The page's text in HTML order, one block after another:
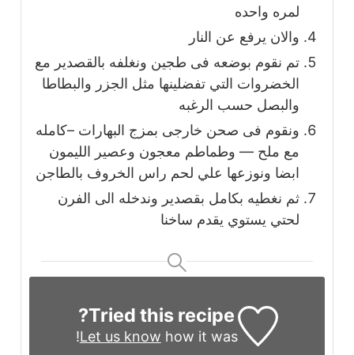
لمره واحده
والان يرفع عن النار
تم نقوم بوضعه فى طجين ونغلفه بالقصدير مع
الخضروات التي تفضلينها مثل الجزر والبطاطا
والبصل حسب الرغبه
ونقوم فى صحن خارجى بمزج البهارات –كامله
مع ملح — وطماطم معجون وعصير الليمون
ابضا ونوزعها علي لحم راس الخروف بالطاجن
ثم نغطيه بكامل بقصدير وندخله الى الفرن
لحتي يستوي يقدم ساخنا
Tried this recipe?
Let us know how it was!